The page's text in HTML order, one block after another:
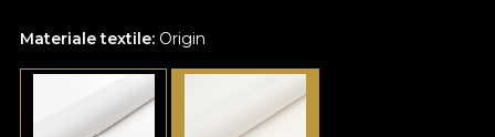
Materiale textile: Origin